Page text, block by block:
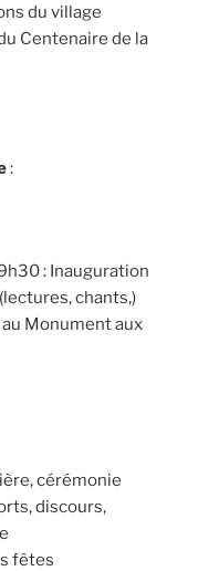
du village
Centenaire de la
:
: Inauguration
chants,)
Monument aux
cérémonie
discours,
fêtes